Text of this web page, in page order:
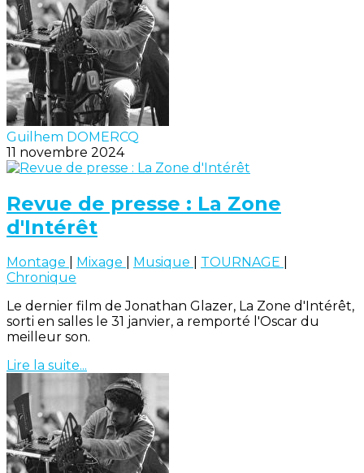
Guilhem DOMERCQ
11 novembre 2024
Revue de presse : La Zone
d'Intérêt
Montage Mixage Musique TOURNAGE
Chronique
Le dernier film de Jonathan Glazer, La Zone d'Intérêt,
sorti en salles le 31 janvier, a remporté l'Oscar du
meilleur son.
Lire la suite...